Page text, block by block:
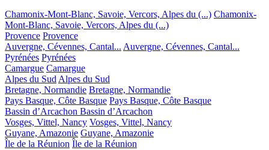
Chamonix-Mont-Blanc, Savoie, Vercors, Alpes du (...) Chamonix-
Mont-Blanc, Savoie, Vercors, Alpes du (...)
Provence Provence
Auvergne, Cévennes, Cantal... Auvergne, Cévennes, Cantal...
Pyrénées Pyrénées
Camargue Camargue
Alpes du SudAlpes du Sud
Bretagne, Normandie Bretagne, Normandie
Pays Basque, Côte Basque Pays Basque, Côte Basque
Bassin d’Arcachon Bassin d’Arcachon
Vosges, Vittel, Nancy Vosges, Vittel, Nancy
Guyane, Amazonie Guyane, Amazonie
Île de la Réunion Île de la Réunion